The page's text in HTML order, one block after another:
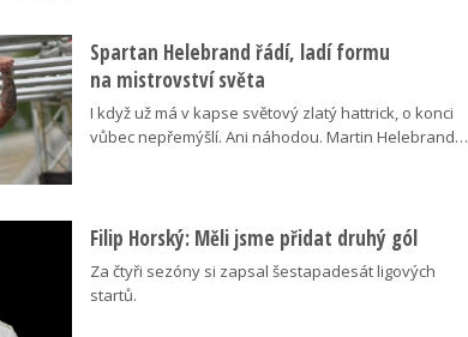
Spartan Helebrand řádí, ladí formu
na mistrovství světa
I když už má v kapse světový zlatý hattrick, o konci
vůbec nepřemýšlí. Ani náhodou. Martin Helebrand…
Filip Horský: Měli jsme přidat druhý gól
Za čtyři sezóny si zapsal šestapadesát ligových
startů.